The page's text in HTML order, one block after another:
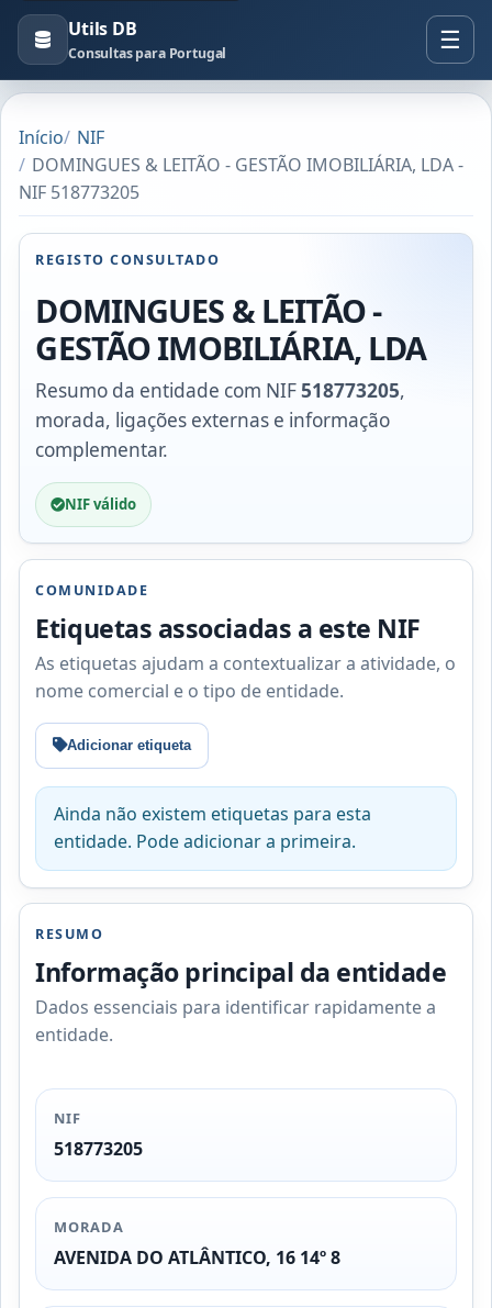
Utils DB
Consultas para Portugal
Início
NIF
DOMINGUES & LEITÃO - GESTÃO IMOBILIÁRIA, LDA -
NIF 518773205
REGISTO CONSULTADO
DOMINGUES & LEITÃO -
GESTÃO IMOBILIÁRIA, LDA
Resumo da entidade com NIF518773205,
morada, ligações externas e informação
complementar.
NIF válido
COMUNIDADE
Etiquetas associadas a este NIF
As etiquetas ajudam a contextualizar a atividade, o
nome comercial e o tipo de entidade.
Adicionar etiqueta
Ainda não existem etiquetas para esta
entidade. Pode adicionar a primeira.
RESUMO
Informação principal da entidade
Dados essenciais para identificar rapidamente a
entidade.
NIF
518773205
MORADA
AVENIDA DO ATLÂNTICO, 16 14º 8